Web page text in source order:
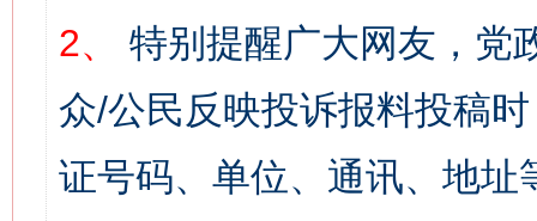
2、
特别提醒广大网友，党
众/公民反映投诉报料投稿
证号码、单位、通讯、地